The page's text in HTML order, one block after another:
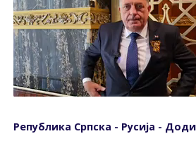
Република Српска - Русија -